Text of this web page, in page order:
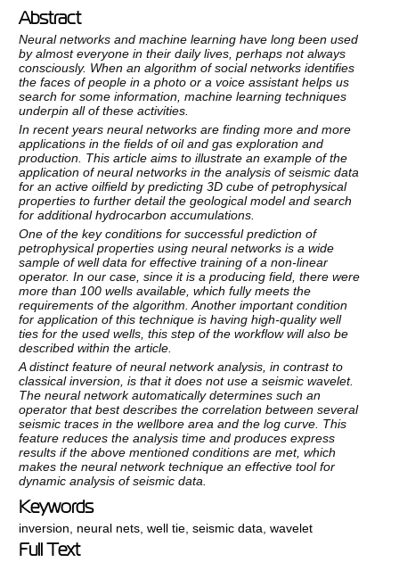
Abstract
Neural networks and machine learning have long been used
by almost everyone in their daily lives, perhaps not always
consciously. When an algorithm of social networks identifies
the faces of people in a photo or a voice assistant helps us
search for some information, machine learning techniques
underpin all of these activities.
In recent years neural networks are finding more and more
applications in the fields of oil and gas exploration and
production. This article aims to illustrate an example of the
application of neural networks in the analysis of seismic data
for an active oilfield by predicting 3D cube of petrophysical
properties to further detail the geological model and search
for additional hydrocarbon accumulations.
One of the key conditions for successful prediction of
petrophysical properties using neural networks is a wide
sample of well data for effective training of a non-linear
operator. In our case, since it is a producing field, there were
more than 100 wells available, which fully meets the
requirements of the algorithm. Another important condition
for application of this technique is having high-quality well
ties for the used wells, this step of the workflow will also be
described within the article.
A distinct feature of neural network analysis, in contrast to
classical inversion, is that it does not use a seismic wavelet.
The neural network automatically determines such an
operator that best describes the correlation between several
seismic traces in the wellbore area and the log curve. This
feature reduces the analysis time and produces express
results if the above mentioned conditions are met, which
makes the neural network technique an effective tool for
dynamic analysis of seismic data.
Keywords
inversion neural nets ,well tie ,seismic data ,wavelet
Full Text